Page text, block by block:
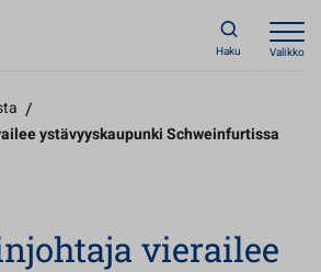
Haku Valikko
/
ystävyyskaupunki Schweinfurtissa
vierailee